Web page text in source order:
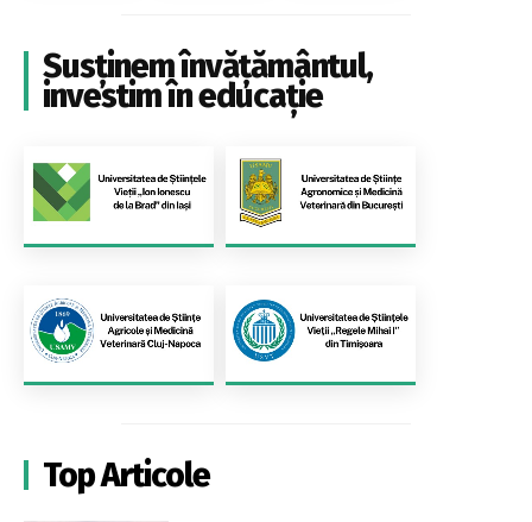
Susținem învățământul,
investim în educație
Top Articole